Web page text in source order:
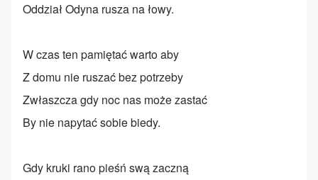
Oddział Odyna rusza na łowy.
W czas ten pamiętać warto aby
Z domu nie ruszać bez potrzeby
Zwłaszcza gdy noc nas może zastać
By nie napytać sobie biedy.
Gdy kruki rano pieśń swą zaczną